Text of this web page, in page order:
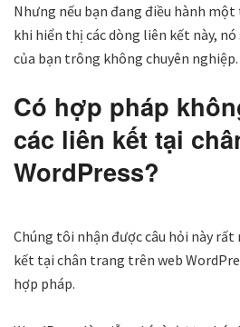
Nhưng nếu bạn đang điều hành
khi hiển thị các dòng liên kết này,
của bạn trông không chuyên nghiệp.
Có hợp pháp
các liên kết tại
WordPress?
Chúng tôi nhận được câu hỏi này rất
kết tại chân trang trên web
hợp pháp.